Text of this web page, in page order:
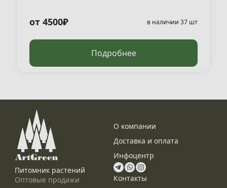
от 4500₽ в наличии 37 шт
Подробнее
Питомник растений
Оптовые продажи
О компании
Доставка и оплата
Инфоцентр
Контакты